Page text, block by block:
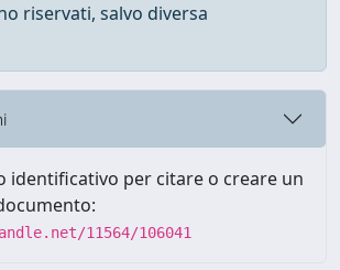
riservati, salvo diversa
identificativo per citare o creare un
11564/106041